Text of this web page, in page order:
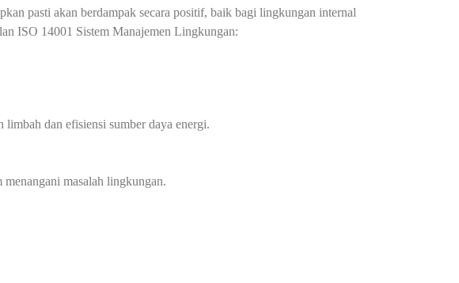
pasti akan berdampak secara positif, baik bagi lingkungan internal
ISO 14001 Sistem Manajemen Lingkungan:
dan efisiensi sumber daya energi.
masalah lingkungan.